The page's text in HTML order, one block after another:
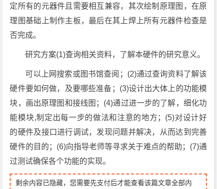
定所有的元器件且需要相互兼容，其次绘制原理图，在原
理图基础上制作主板，最后在其上焊上所有元器件检查是
否完成。
研究方案(1)查询相关资料，了解本硬件的研究意义。
可以上网搜索或图书馆查阅；(2)通过查询资料了解该
硬件要如何做，及要哪些准备；(3)设计出大体上的功能模
块，画出原理图和接线图；(4)通过进一步的了解，细化功
能模块,制定出每一步的做法和注意的地方；(5)对设计好
的硬件及接口进行调试，发现问题并解决，从而达到完善
硬件的目的；(6)向指导老师等寻求关于难点的帮助；(7)通
过测试确保各个功能的实现。
剩余内容已隐藏，您需要先支付后才能查看该篇文章全部内